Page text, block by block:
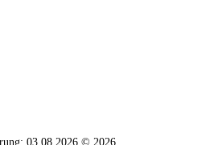
03.08.2026 © 2026